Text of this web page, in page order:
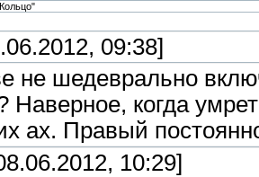
09:38]
не шедеврально
Наверное, когда
ах. Правый
10:29]